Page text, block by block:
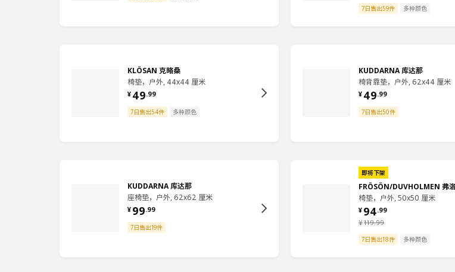
7日售出59件 多种颜色
KLÖSAN 克略桑
椅垫，户外, 44x44 厘米
¥ 49.99
7日售出54件
多种颜色
KUDDARNA 库达那
椅背靠垫，户外, 62x44 厘米
¥ 49.99
7日售出50件
KUDDARNA 库达那
座椅垫，户外, 62x62 厘米
¥ 99.99
7日售出19件
即将下架
椅垫，户外, 50x50 厘米
¥119.99
¥ 94.99
7日售出18件 多种颜色